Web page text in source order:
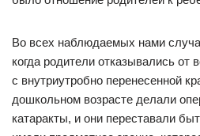
Во всех наблюдаемых нами
когда родители отказывались от
с внутриутробно перенесенной
дошкольном возрасте делали
катаракты, и они переставали